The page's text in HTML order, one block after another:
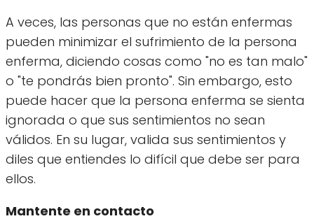
A veces, las personas que no están enfermas
pueden minimizar el sufrimiento de la persona
enferma, diciendo cosas como "no es tan malo"
o "te pondrás bien pronto". Sin embargo, esto
puede hacer que la persona enferma se sienta
ignorada o que sus sentimientos no sean
válidos. En su lugar, valida sus sentimientos y
diles que entiendes lo difícil que debe ser para
ellos.
Mantente en contacto